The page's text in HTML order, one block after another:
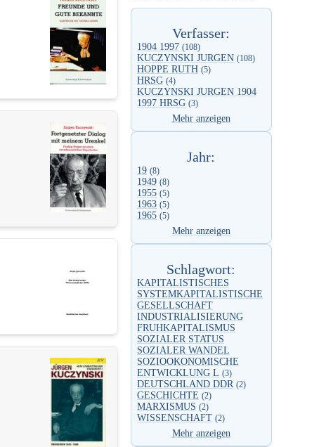
Verfasser:
1904 1997 (108)
KUCZYNSKI JURGEN (108)
HOPPE RUTH (5)
HRSG (4)
KUCZYNSKI JURGEN 1904
1997 HRSG (3)
Mehr anzeigen
Jahr:
19 (8)
1949 (8)
1955 (5)
1963 (5)
1965 (5)
Mehr anzeigen
Schlagwort:
KAPITALISTISCHES
SYSTEMKAPITALISTISCHE
GESELLSCHAFT
INDUSTRIALISIERUNG
FRUHKAPITALISMUS
SOZIALER STATUS
SOZIALER WANDEL
SOZIOOKONOMISCHE
ENTWICKLUNG L (3)
DEUTSCHLAND DDR (2)
GESCHICHTE (2)
MARXISMUS (2)
WISSENSCHAFT (2)
Mehr anzeigen